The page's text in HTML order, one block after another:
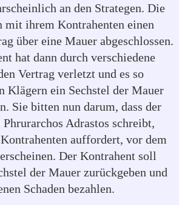
an den Strategen. Die
mit ihrem Kontrahenten einen
über eine Mauer abgeschlossen.
hat dann durch verschiedene
Vertrag verletzt und es so
Klägern ein Sechstel der Mauer
Sie bitten nun darum, dass der
Phrurarchos Adrastos schreibt,
auffordert, vor dem
Der Kontrahent soll
der Mauer zurückgeben und
Schaden bezahlen.